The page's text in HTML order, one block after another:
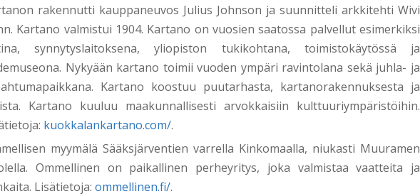
rakennutti kauppaneuvos Julius Johnson ja suunnitteli arkkitehti Wivi
Kartano valmistui 1904. Kartano on vuosien saatossa palvellut esimerkiksi
synnytyslaitoksena, yliopiston tukikohtana, toimistokäytössä ja
Nykyään kartano toimii vuoden ympäri ravintolana sekä juhla- ja
Kartano koostuu puutarhasta, kartanorakennuksesta ja
Kartano kuuluu maakunnallisesti arvokkaisiin kulttuuriympäristöihin.
kuokkalankartano.com/.
myymälä Sääksjärventien varrella Kinkomaalla, niukasti Muuramen
Ommellinen on paikallinen perheyritys, joka valmistaa vaatteita ja
Lisätietoja:ommellinen.fi/.